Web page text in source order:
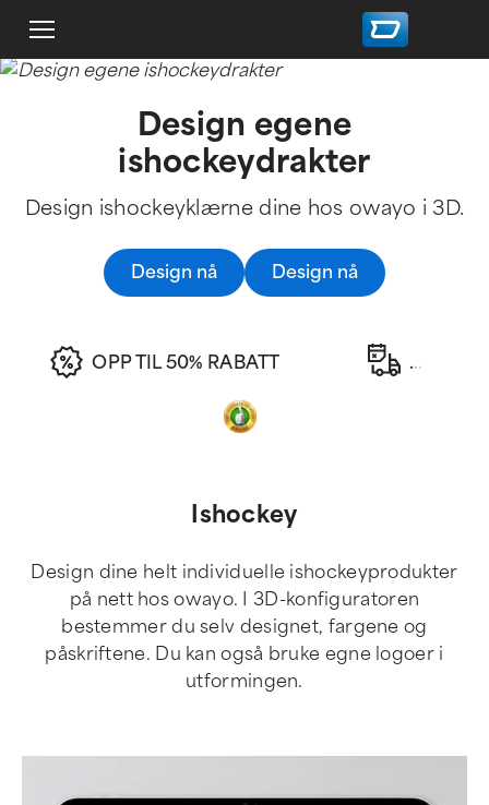
Design egene
ishockeydrakter
Design ishockeyklærne dine hos owayo i 3D.
Design nå Design nå
OPP TIL 50% RABATT ...
Ishockey
Design dine helt individuelle ishockeyprodukter
på nett hos owayo. I 3D-konfiguratoren
bestemmer du selv designet, fargene og
påskriftene. Du kan også bruke egne logoer i
utformingen.